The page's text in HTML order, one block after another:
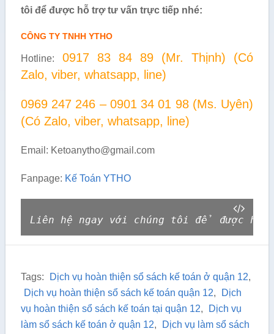
tôi để được hỗ trợ tư vấn trực tiếp nhé:
CÔNG TY TNHH YTHO
Hotline:
0917 83 84 89 (Mr. Thịnh) (Có
Zalo, viber, whatsapp, line)
0969 247 246 – 0901 34 01 98 (Ms. Uyên)
(Có Zalo, viber, whatsapp, line)
Email: Ketoanytho@gmail.com
Fanpage: Kế Toán YTHO
Liên hệ ngay với chúng tôi để được
Tags: Dịch vụ hoàn thiện sổ sách kế toán ở quận 12,
Dịch vụ hoàn thiện sổ sách kế toán quận 12,
Dịch
vụ hoàn thiện sổ sách kế toán tại quận 12,
Dịch vụ
làm sổ sách kế toán ở quận 12,
Dịch vụ làm sổ sách